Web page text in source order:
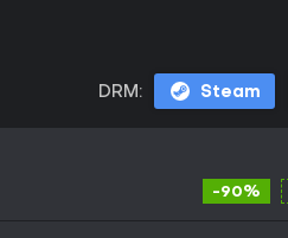
DRM: Steam
-90%